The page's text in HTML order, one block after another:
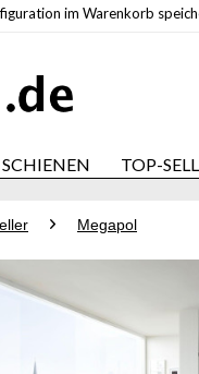
im Warenkorb
SCHIENEN TOP-
Megapol